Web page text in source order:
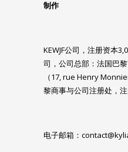
制作
KEWJF公司，注册资本
司，公司总部：法国巴
（17, rue Henry
黎商事与公司注册处，
电子邮箱：